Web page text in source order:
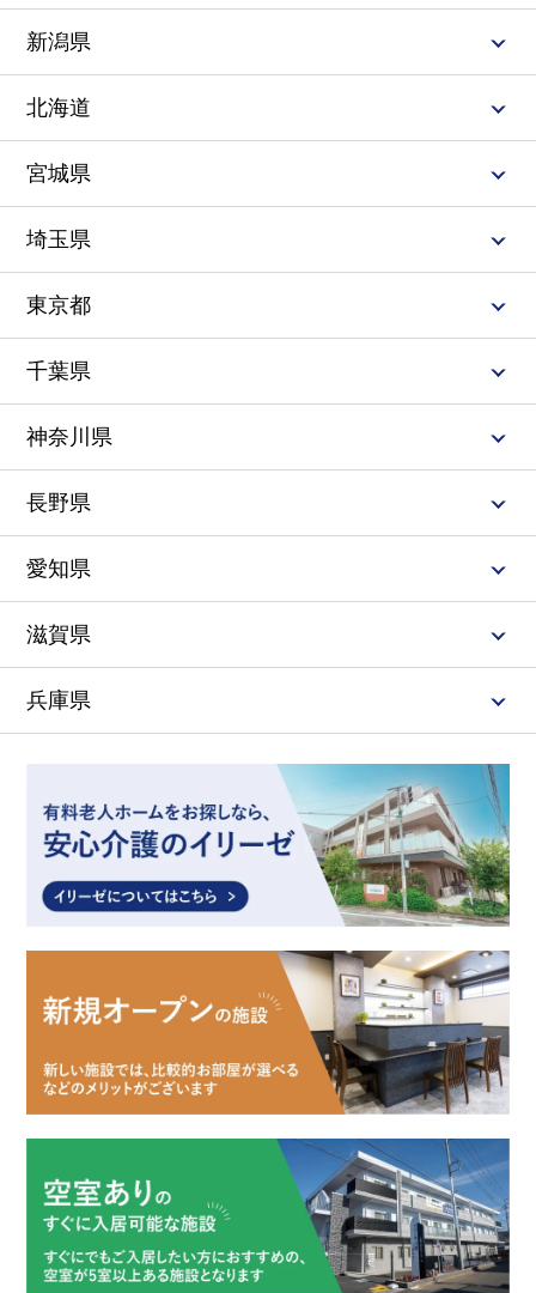
新潟県
北海道
宮城県
埼玉県
東京都
千葉県
神奈川県
長野県
愛知県
滋賀県
兵庫県